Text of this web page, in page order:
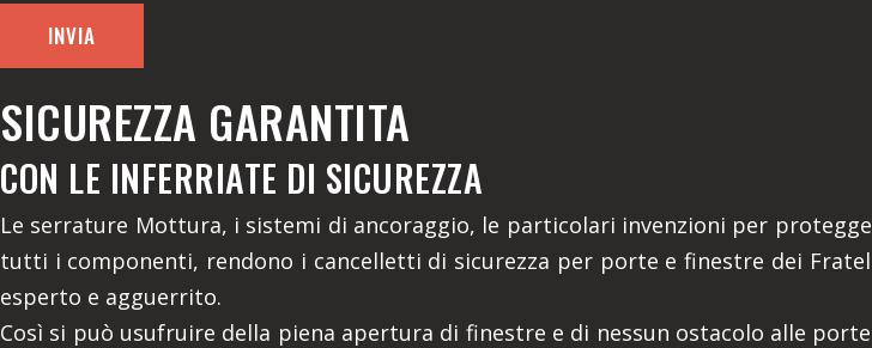
SICUREZZA GARANTITA
CON LE INFERRIATE DI SICUREZZA
Le serrature Mottura, i sistemi di ancoraggio, le particolari invenzioni per
tutti i componenti, rendono i cancelletti di sicurezza per porte e finestre dei
esperto e agguerrito.
Così si può usufruire della piena apertura di finestre e di nessun ostacolo alle